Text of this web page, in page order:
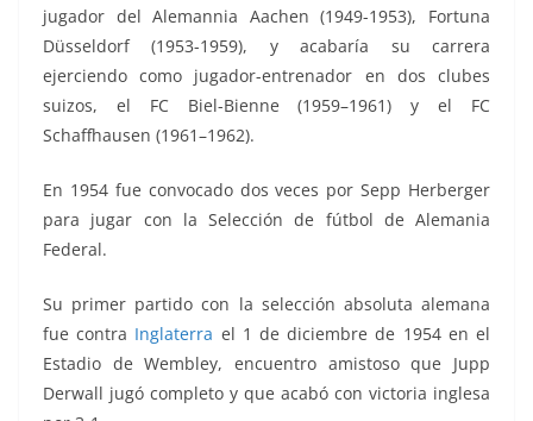
jugador del Alemannia Aachen (1949-1953), Fortuna
Düsseldorf (1953-1959), y acabaría su carrera
ejerciendo como jugador-entrenador en dos clubes
suizos, el FC Biel-Bienne (1959–1961) y el FC
Schaffhausen (1961–1962).
En 1954 fue convocado dos veces por Sepp Herberger
para jugar con la Selección de fútbol de Alemania
Federal.
Su primer partido con la selección absoluta alemana
fue contra Inglaterra el 1 de diciembre de 1954 en el
Estadio de Wembley, encuentro amistoso que Jupp
Derwall jugó completo y que acabó con victoria inglesa